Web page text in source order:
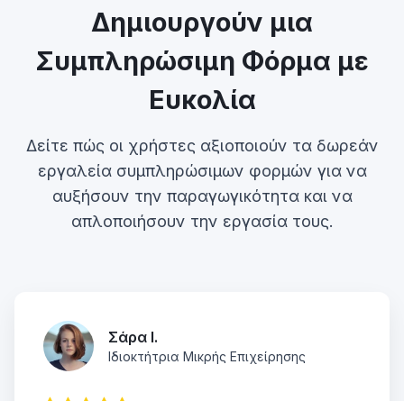
Δημιουργούν μια
Συμπληρώσιμη Φόρμα με
Ευκολία
Δείτε πώς οι χρήστες αξιοποιούν τα δωρεάν
εργαλεία συμπληρώσιμων φορμών για να
αυξήσουν την παραγωγικότητα και να
απλοποιήσουν την εργασία τους.
Σάρα Ι.
Ιδιοκτήτρια Μικρής Επιχείρησης